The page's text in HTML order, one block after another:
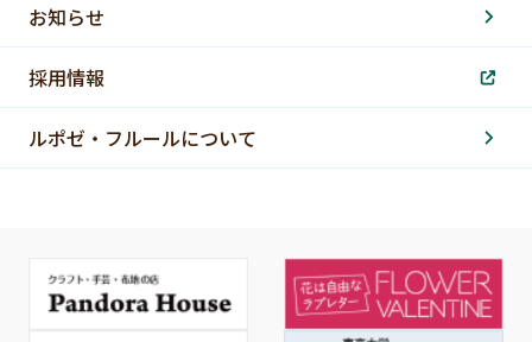
お知らせ
採用情報
ルポゼ・フルールについて